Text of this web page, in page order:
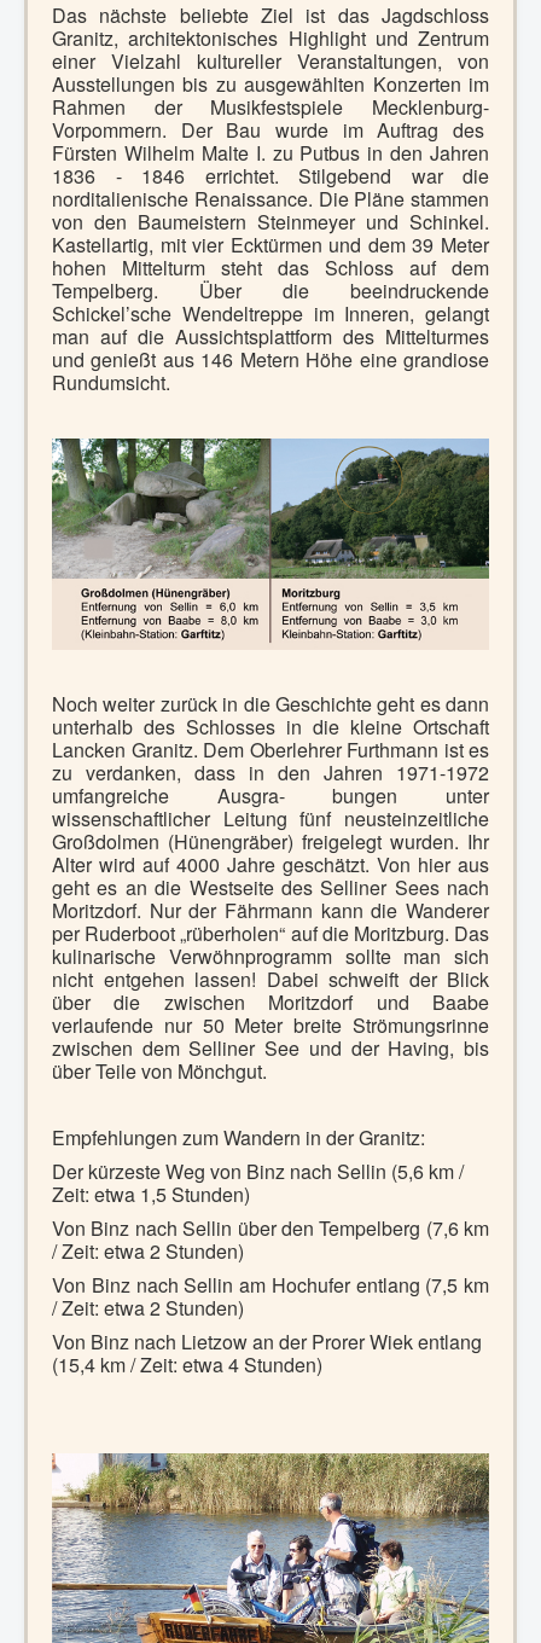
Das nächste beliebte Ziel ist das Jagdschloss
Granitz, architektonisches Highlight und Zentrum
einer Vielzahl kultureller Veranstaltungen, von
Ausstellungen bis zu ausgewählten Konzerten im
Rahmen der Musikfestspiele Mecklenburg-
Vorpommern. Der Bau wurde im Auftrag des
Fürsten Wilhelm Malte I. zu Putbus in den Jahren
1836 - 1846 errichtet. Stilgebend war die
norditalienische Renaissance. Die Pläne stammen
von den Baumeistern Steinmeyer und Schinkel.
Kastellartig, mit vier Ecktürmen und dem 39 Meter
hohen Mittelturm steht das Schloss auf dem
Tempelberg. Über die beeindruckende
Schickel’sche Wendeltreppe im Inneren, gelangt
man auf die Aussichtsplattform des Mittelturmes
und genießt aus 146 Metern Höhe eine grandiose
Rundumsicht.
Noch weiter zurück in die Geschichte geht es dann
unterhalb des Schlosses in die kleine Ortschaft
Lancken Granitz. Dem Oberlehrer Furthmann ist es
zu verdanken, dass in den Jahren 1971-1972
umfangreiche Ausgra- bungen unter
wissenschaftlicher Leitung fünf neusteinzeitliche
Großdolmen (Hünengräber) freigelegt wurden. Ihr
Alter wird auf 4000 Jahre geschätzt. Von hier aus
geht es an die Westseite des Selliner Sees nach
Moritzdorf. Nur der Fährmann kann die Wanderer
per Ruderboot „rüberholen“ auf die Moritzburg. Das
kulinarische Verwöhnprogramm sollte man sich
nicht entgehen lassen! Dabei schweift der Blick
über die zwischen Moritzdorf und Baabe
verlaufende nur 50 Meter breite Strömungsrinne
zwischen dem Selliner See und der Having, bis
über Teile von Mönchgut.
Empfehlungen zum Wandern in der Granitz:
Der kürzeste Weg von Binz nach Sellin (5,6 km /
Zeit: etwa 1,5 Stunden)
Von Binz nach Sellin über den Tempelberg (7,6 km
/ Zeit: etwa 2 Stunden)
Von Binz nach Sellin am Hochufer entlang (7,5 km
/ Zeit: etwa 2 Stunden)
Von Binz nach Lietzow an der Prorer Wiek entlang
(15,4 km / Zeit: etwa 4 Stunden)